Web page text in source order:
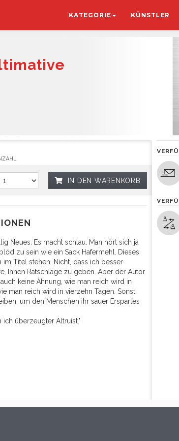
KATEGORIE KÜNSTLER
IN DEN WARENKORB
Neues. Es macht schlau. Man hört sich ja
zu sein wie ein Sack Hafermehl. Dieses
Titel stehen. Nicht, dass ich besser
Ihnen Ratschläge zu geben. Aber der Autor
keine Ahnung, wie man reich wird in
man reich wird in vierzehn Tagen. Sonst
um den Menschen ihr sauer Erspartes
ich überzeugter Altruist."